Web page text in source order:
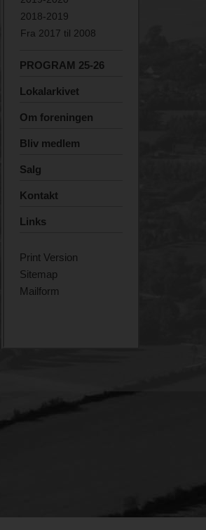
2018-2019
Fra 2017 til 2008
PROGRAM 25-26
Lokalarkivet
Om foreningen
Bliv medlem
Salg
Kontakt
Links
Print Version
Sitemap
Mailform